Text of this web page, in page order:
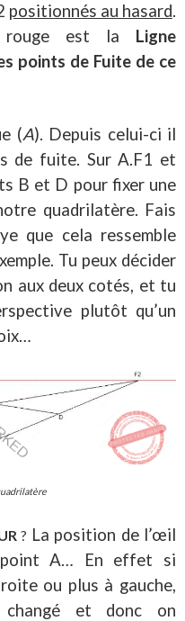
positionnés au hasard.
rouge est la Ligne
points de Fuite de ce
(A). Depuis celui-ci il
de fuite. Sur A.F1 et
B et D pour fixer une
quadrilatère. Fais
que cela ressemble
Tu peux décider
aux deux cotés, et tu
plutôt qu’un
? La position de l’œil
point A… En effet si
ou plus à gauche,
et donc on